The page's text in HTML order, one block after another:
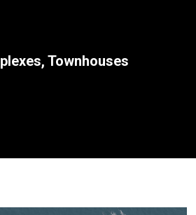
Townhouses